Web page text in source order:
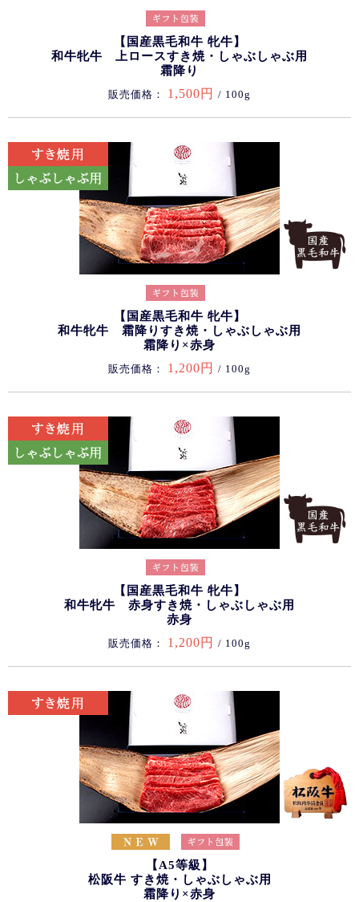
【国産黒毛和牛 牝牛】
和牛牝牛 上ロースすき焼・しゃぶしゃぶ用
霜降り
販売価格： 1,500円 / 100g
【国産黒毛和牛 牝牛】
和牛牝牛 霜降りすき焼・しゃぶしゃぶ用
霜降り×赤身
販売価格： 1,200円 / 100g
【国産黒毛和牛 牝牛】
和牛牝牛 赤身すき焼・しゃぶしゃぶ用
赤身
販売価格： 1,200円 / 100g
【A5等級】
松阪牛 すき焼・しゃぶしゃぶ用
霜降り×赤身